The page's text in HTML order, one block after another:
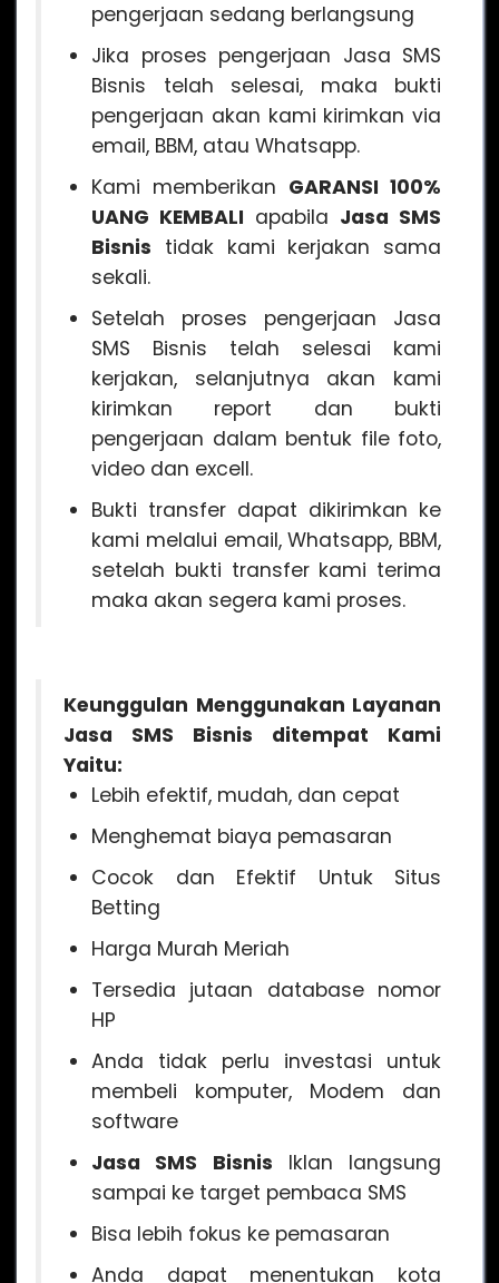
pengerjaan sedang berlangsung
Jika proses pengerjaan Jasa SMS
Bisnis telah selesai, maka bukti
pengerjaan akan kami kirimkan via
email, BBM, atau Whatsapp.
Kami memberikan GARANSI 100%
UANG KEMBALI apabila Jasa SMS
Bisnis tidak kami kerjakan sama
sekali.
Setelah proses pengerjaan Jasa
SMS Bisnis telah selesai kami
kerjakan, selanjutnya akan kami
kirimkan report dan bukti
pengerjaan dalam bentuk file foto,
video dan excell.
Bukti transfer dapat dikirimkan ke
kami melalui email, Whatsapp, BBM,
setelah bukti transfer kami terima
maka akan segera kami proses.
Keunggulan Menggunakan Layanan
Jasa SMS Bisnis ditempat Kami
Yaitu:
Lebih efektif, mudah, dan cepat
Menghemat biaya pemasaran
Cocok dan Efektif Untuk Situs
Betting
Harga Murah Meriah
Tersedia jutaan database nomor
HP
Anda tidak perlu investasi untuk
membeli komputer, Modem dan
software
Jasa SMS Bisnis Iklan langsung
sampai ke target pembaca SMS
Bisa lebih fokus ke pemasaran
Anda dapat menentukan kota